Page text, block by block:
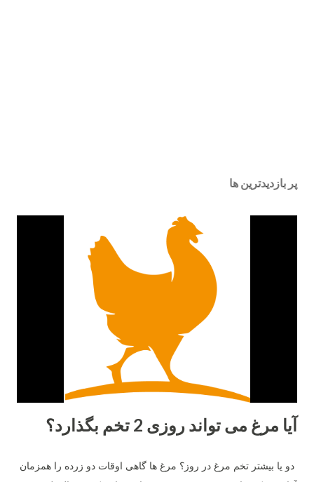
پر بازدیدترین ها
آیا مرغ می تواند روزی 2 تخم بگذارد؟
دو یا بیشتر تخم مرغ در روز؟ مرغ ها گاهی اوقات دو زرده را همزمان